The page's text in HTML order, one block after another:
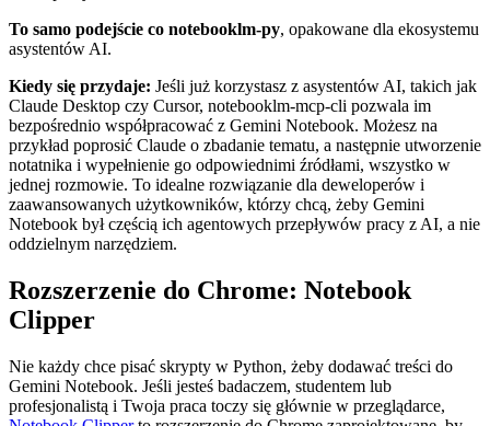
To samo podejście co notebooklm-py, opakowane dla ekosystemu
asystentów AI.
Kiedy się przydaje: Jeśli już korzystasz z asystentów AI, takich jak
Claude Desktop czy Cursor, notebooklm-mcp-cli pozwala im
bezpośrednio współpracować z Gemini Notebook. Możesz na
przykład poprosić Claude o zbadanie tematu, a następnie utworzenie
notatnika i wypełnienie go odpowiednimi źródłami, wszystko w
jednej rozmowie. To idealne rozwiązanie dla deweloperów i
zaawansowanych użytkowników, którzy chcą, żeby Gemini
Notebook był częścią ich agentowych przepływów pracy z AI, a nie
oddzielnym narzędziem.
Rozszerzenie do Chrome: Notebook
Clipper
Nie każdy chce pisać skrypty w Python, żeby dodawać treści do
Gemini Notebook. Jeśli jesteś badaczem, studentem lub
profesjonalistą i Twoja praca toczy się głównie w przeglądarce,